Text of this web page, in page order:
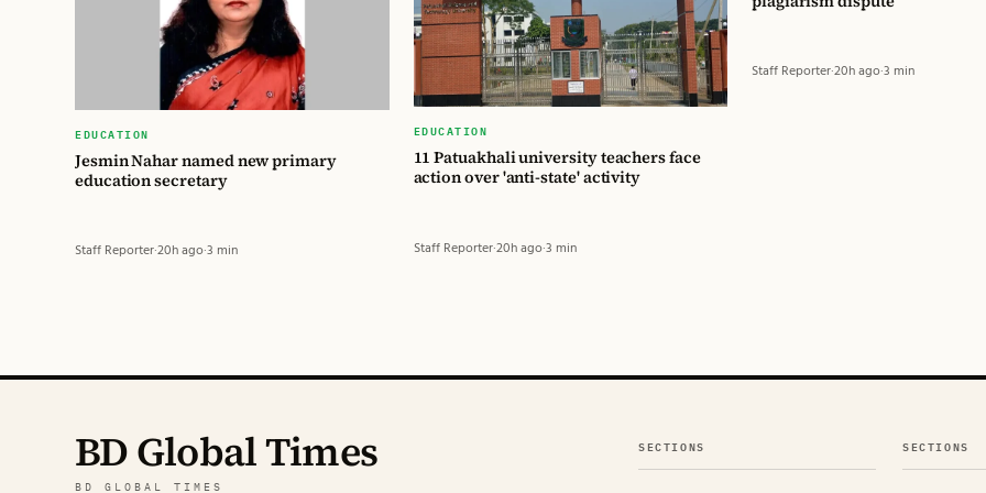
EDUCATION
Jesmin Nahar named new primary
education secretary
Staff Reporter·20h ago·3 min
EDUCATION
11 Patuakhali university teachers face
action over 'anti-state' activity
Staff Reporter·20h ago·3 min
Staff Reporter·20h ago·3 min
BD Global Times
BD GLOBAL TIMES
SECTIONS SECTIONS